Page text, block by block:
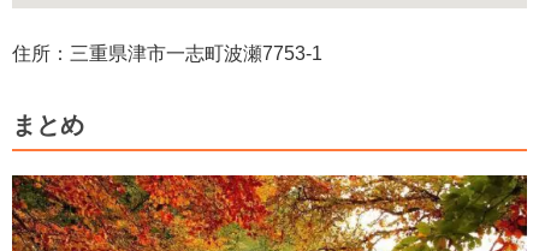
住所：三重県津市一志町波瀬7753-1
まとめ